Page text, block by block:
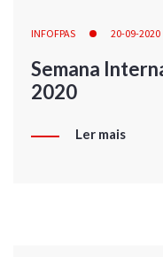
INFOFPAS 20-09-2020
Semana
2020
Ler mais